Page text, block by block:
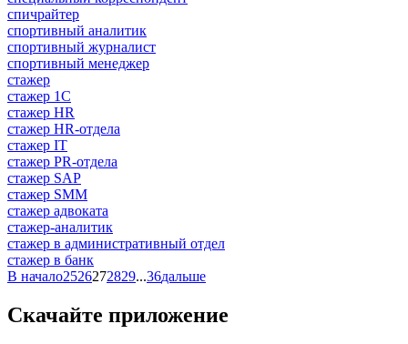
спичрайтер
спортивный аналитик
спортивный журналист
спортивный менеджер
стажер
стажер 1С
стажер HR
стажер HR-отдела
стажер IT
стажер PR-отдела
стажер SAP
стажер SMM
стажер адвоката
стажер-аналитик
стажер в административный отдел
стажер в банк
В начало2526272829...36дальше
Скачайте приложение